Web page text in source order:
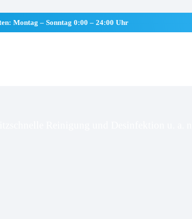
Montag – Sonntag 0:00 – 24:00 Uhr
Reinigung und Desinfektion u. a.